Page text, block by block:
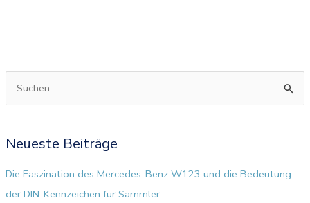
h
e
n
Neueste Beiträge
Die Faszination des Mercedes-Benz W123 und die Bedeutung
der DIN-Kennzeichen für Sammler